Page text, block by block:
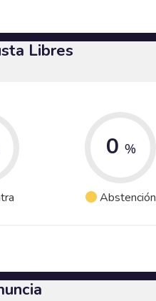
Libres
0 %
Abstención